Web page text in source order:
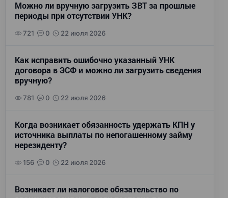
Можно ли вручную загрузить ЗВТ за прошлые
периоды при отсутствии УНК?
721 0 22 июля 2026
Как исправить ошибочно указанный УНК
договора в ЭСФ и можно ли загрузить сведения
вручную?
781 0 22 июля 2026
Когда возникает обязанность удержать КПН у
источника выплаты по непогашенному займу
нерезиденту?
156 0 22 июля 2026
Возникает ли налоговое обязательство по